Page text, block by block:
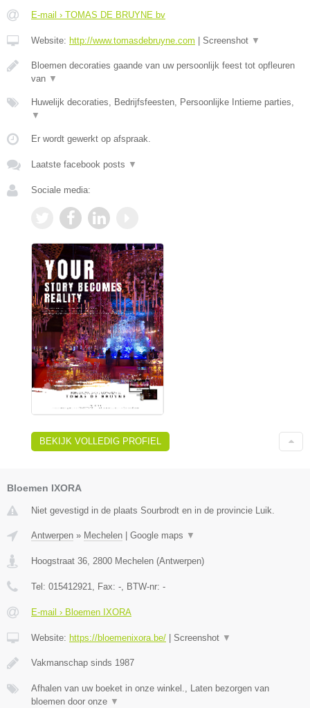
E-mail › TOMAS DE BRUYNE bv
Website: http://www.tomasdebruyne.com Screenshot ▼
Bloemen decoraties gaande van uw persoonlijk feest tot opfleuren
van ▼
Huwelijk decoraties, Bedrijfsfeesten, Persoonlijke Intieme parties,
▼
Er wordt gewerkt op afspraak.
Laatste facebook posts ▼
Sociale media:
BEKIJK VOLLEDIG PROFIEL
Bloemen IXORA
Niet gevestigd in de plaats Sourbrodt en in de provincie Luik.
Antwerpen » Mechelen Google maps ▼
Hoogstraat 36, 2800 Mechelen (Antwerpen)
Tel: 015412921, Fax: -, BTW-nr: -
E-mail › Bloemen IXORA
Website: https://bloemenixora.be/ Screenshot ▼
Vakmanschap sinds 1987
Afhalen van uw boeket in onze winkel., Laten bezorgen van
bloemen door onze ▼